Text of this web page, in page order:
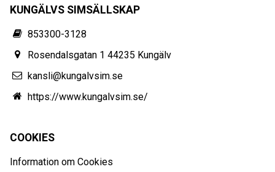
KUNGÄLVS SIMSÄLLSKAP
853300-3128
Rosendalsgatan 1 44235 Kungälv
kansli@kungalvsim.se
https://www.kungalvsim.se/
COOKIES
Information om Cookies